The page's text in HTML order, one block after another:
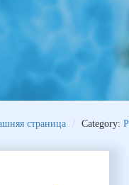
страница Category: